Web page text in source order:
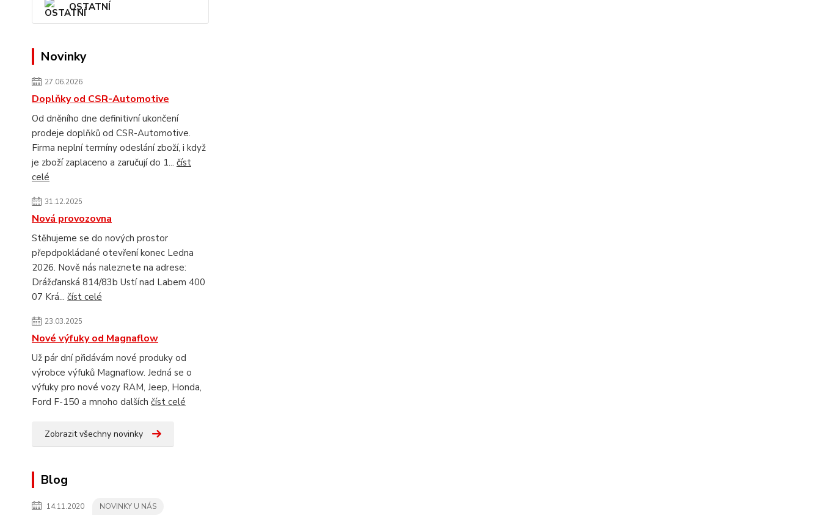
OSTATNÍ
Novinky
27.06.2026
Doplňky od CSR-Automotive
Od dněního dne definitivní ukončení
prodeje doplňků od CSR-Automotive.
Firma neplní termíny odeslání zboží, i když
je zboží zaplaceno a zaručují do 1... číst
celé
31.12.2025
Nová provozovna
Stěhujeme se do nových prostor
přepdpokládané otevření konec Ledna
2026. Nově nás naleznete na adrese:
Drážďanská 814/83b Ustí nad Labem 400
07 Krá... číst celé
23.03.2025
Nové výfuky od Magnaflow
Už pár dní přidávám nové produky od
výrobce výfuků Magnaflow. Jedná se o
výfuky pro nové vozy RAM, Jeep, Honda,
Ford F-150 a mnoho dalších číst celé
Zobrazit všechny novinky
Blog
14.11.2020 NOVINKY U NÁS